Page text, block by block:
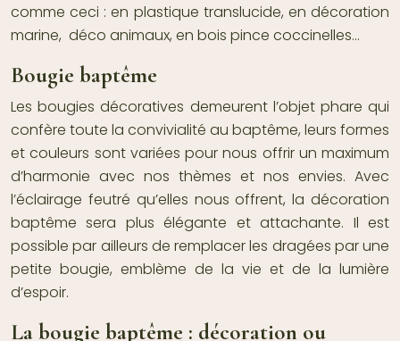
comme ceci : en plastique translucide, en décoration
marine, déco animaux, en bois pince coccinelles…
Bougie baptême
Lesbougies décoratives demeurent l’objet phare qui
confère toute la convivialité au baptême, leurs formes
et couleurs sont variées pour nous offrir un maximum
d’harmonie avec nos thèmes et nos envies. Avec
l’éclairage feutré qu’elles nous offrent, la décoration
baptême sera plus élégante et attachante. Il est
possible par ailleurs de remplacer les dragées par une
petite bougie, emblème de la vie et de la lumière
d’espoir.
La bougie baptême : décoration ou